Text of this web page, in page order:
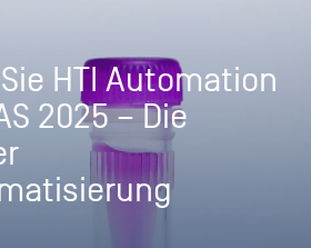
HTI Automation
2025 – Die